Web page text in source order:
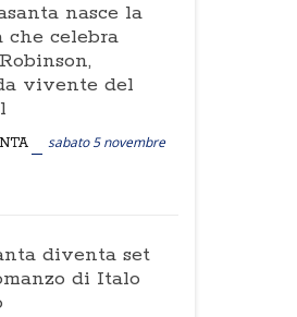
nasce la
che celebra
vivente del
sabato 5 novembre
diventa set
di Italo